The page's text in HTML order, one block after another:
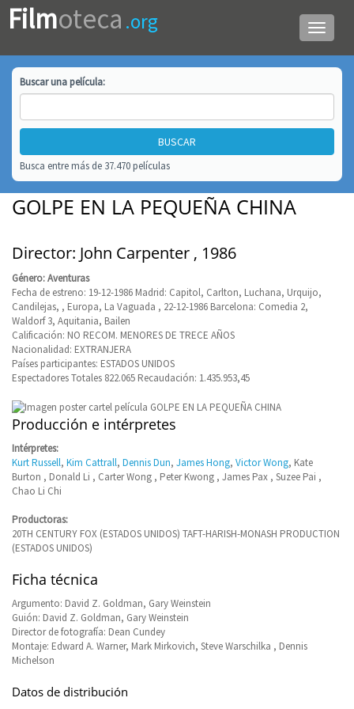
Menú
de
Filmoteca .org
Buscar unapelícula:
Busca entre más de 37.470 películas
GOLPE EN LA PEQUEÑA CHINA
Director: John Carpenter , 1986
Género: Aventuras
Fecha de estreno: 19-12-1986 Madrid: Capitol, Carlton, Luchana, Urquijo,
Candilejas, , Europa, La Vaguada , 22-12-1986 Barcelona: Comedia 2,
Waldorf 3, Aquitania, Bailen
Calificación: NO RECOM. MENORES DE TRECE AÑOS
Nacionalidad: EXTRANJERA
Países participantes: ESTADOS UNIDOS
Espectadores Totales 822.065 Recaudación: 1.435.953,45
Producción e intérpretes
Intérpretes:
Kurt Russell, Kim Cattrall, Dennis Dun, James Hong, Victor Wong, Kate
Burton , Donald Li , Carter Wong , Peter Kwong , James Pax , Suzee Pai ,
Chao Li Chi
Productoras:
20TH CENTURY FOX (ESTADOS UNIDOS) TAFT-HARISH-MONASH PRODUCTION
(ESTADOS UNIDOS)
Ficha técnica
Argumento: David Z. Goldman, Gary Weinstein
Guión: David Z. Goldman, Gary Weinstein
Director de fotografía: Dean Cundey
Montaje: Edward A. Warner, Mark Mirkovich, Steve Warschilka , Dennis
Michelson
Datos de distribución